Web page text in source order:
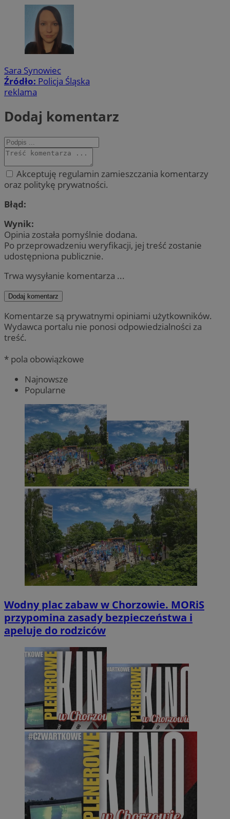
Sara Synowiec
Źródło: Policja Śląska
reklama
Dodaj komentarz
Akceptuję regulamin zamieszczania komentarzy
oraz politykę prywatności.
Błąd:
Wynik:
Opinia została pomyślnie dodana.
Po przeprowadzeniu weryfikacji, jej treść zostanie
udostępniona publicznie.
Trwa wysyłanie komentarza ...
Dodaj komentarz
Komentarze są prywatnymi opiniami użytkowników.
Wydawca portalu nie ponosi odpowiedzialności za
treść.
* pola obowiązkowe
Najnowsze
Popularne
Wodny plac zabaw w Chorzowie. MORiS
przypomina zasady bezpieczeństwa i
apeluje do rodziców